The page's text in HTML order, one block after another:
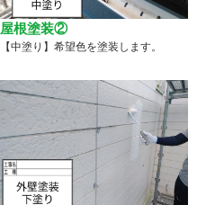
屋根塗装②
【中塗り】希望色を塗装します。